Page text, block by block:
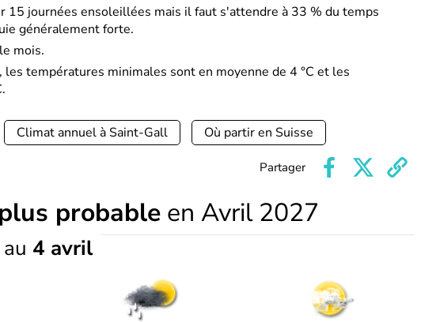
15 journées ensoleillées mais il faut s'attendre à 33 % du temps
généralement forte.
mois.
les températures minimales sont en moyenne de 4 °C et les
Climat annuel à Saint-Gall Où partir en Suisse
Partager
probable en Avril 2027
au 4 avril